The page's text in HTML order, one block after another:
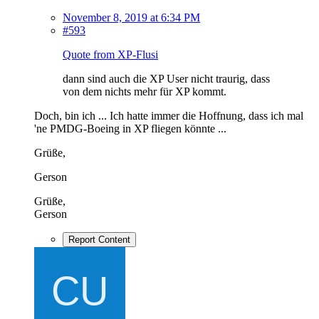
November 8, 2019 at 6:34 PM
#593
Quote from XP-Flusi
dann sind auch die XP User nicht traurig, dass
von dem nichts mehr für XP kommt.
Doch, bin ich ... Ich hatte immer die Hoffnung, dass ich mal
'ne PMDG-Boeing in XP fliegen könnte ...
Grüße,
Gerson
Grüße,
Gerson
Report Content